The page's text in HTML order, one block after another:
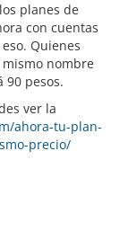
planes de
con cuentas
Quienes
nombre
90 pesos.
ver la
ahora-tu-plan-
precio/